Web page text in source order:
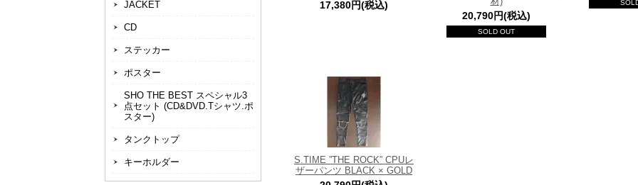
JACKET
CD
ステッカー
ポスター
SHO THE BEST スペシャル3
点セット (CD&DVD.Tシャツ.ポ
スター)
タンクトップ
キーホルダー
17,380円(税込)
20,790円(税込)
SOLD OUT
S.TIME ”THE ROCK” CPUレ
ザーパンツ BLACK × GOLD